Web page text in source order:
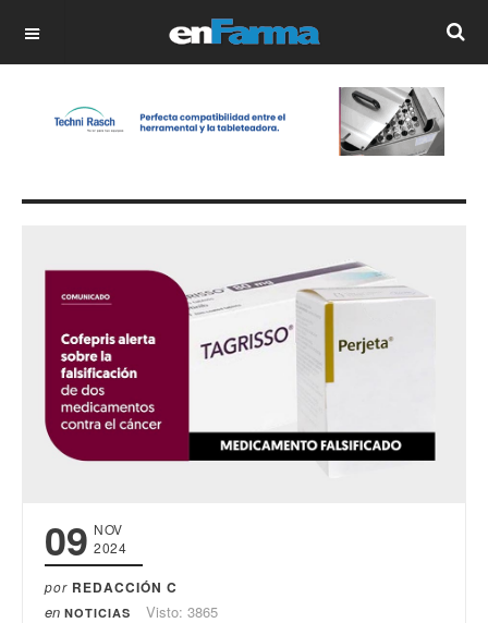
OFF CANVAS
09 NOV
2024
por REDACCIÓN C
en NOTICIAS Visto: 3865